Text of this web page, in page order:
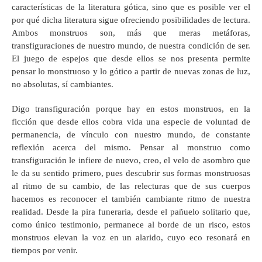
características de la literatura gótica, sino que es posible ver el
por qué dicha literatura sigue ofreciendo posibilidades de lectura.
Ambos monstruos son, más que meras metáforas,
transfiguraciones de nuestro mundo, de nuestra condición de ser.
El juego de espejos que desde ellos se nos presenta permite
pensar lo monstruoso y lo gótico a partir de nuevas zonas de luz,
no absolutas, sí cambiantes.
Digo transfiguración porque hay en estos monstruos, en la
ficción que desde ellos cobra vida una especie de voluntad de
permanencia, de vínculo con nuestro mundo, de constante
reflexión acerca del mismo. Pensar al monstruo como
transfiguración le infiere de nuevo, creo, el velo de asombro que
le da su sentido primero, pues descubrir sus formas monstruosas
al ritmo de su cambio, de las relecturas que de sus cuerpos
hacemos es reconocer el también cambiante ritmo de nuestra
realidad. Desde la pira funeraria, desde el pañuelo solitario que,
como único testimonio, permanece al borde de un risco, estos
monstruos elevan la voz en un alarido, cuyo eco resonará en
tiempos por venir.